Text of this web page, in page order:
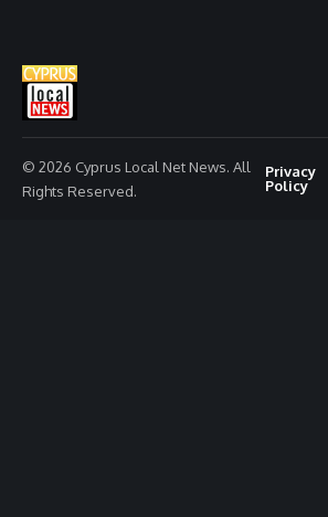
© 2026 Cyprus Local Net News. All
Rights Reserved.
Privacy
Policy